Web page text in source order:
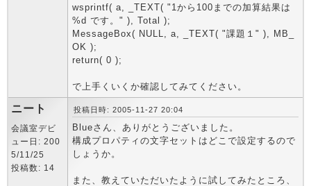
wsprintf( a, _TEXT( "1から100までの加算結果は
%d です。" ), Total );
MessageBox( NULL, a, _TEXT( "課題１" ), MB_
OK );
return( 0 );
で上手くいくか確認してみてください。
ニート
会議室デビ
ュー日: 200
5/11/25
投稿数: 14
投稿日時: 2005-11-27 20:04
Blueさん、ありがとうございました。
構成プロパティの文字セットはどこで設定するので
しょうか。
また、教えていただいたように試してみたところ、